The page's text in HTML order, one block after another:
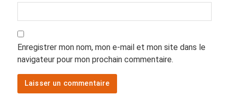
Enregistrer mon nom, mon e-mail et mon site dans le
navigateur pour mon prochain commentaire.